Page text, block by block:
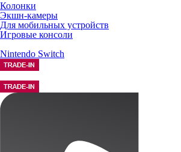
Колонки
Экшн-камеры
Для мобильных устройств
Игровые консоли
Nintendo Switch